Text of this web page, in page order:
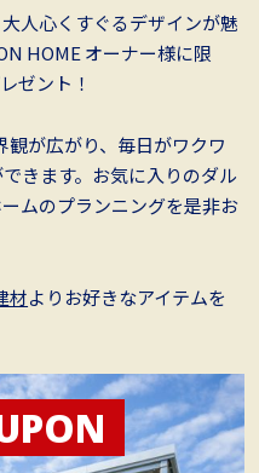
人心くすぐるデザインが魅
HOME オーナー様に限
ゼント！
が広がり、毎日がワクワ
きます。お気に入りのダル
ムのプランニングを是非お
材よりお好きなアイテムを